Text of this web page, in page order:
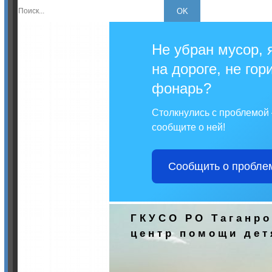
Не убран мусор,
на дороге, не
фонарь?
Столкнулись с
сообщите о ней!
Сообщить о
ГКУСО РО
центр помощи